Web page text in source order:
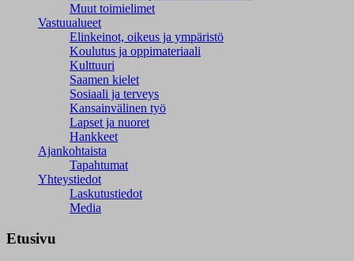
Muut toimielimet
Vastuualueet
Elinkeinot, oikeus ja ympäristö
Koulutus ja oppimateriaali
Kulttuuri
Saamen kielet
Sosiaali ja terveys
Kansainvälinen työ
Lapset ja nuoret
Hankkeet
Ajankohtaista
Tapahtumat
Yhteystiedot
Laskutustiedot
Media
Etusivu